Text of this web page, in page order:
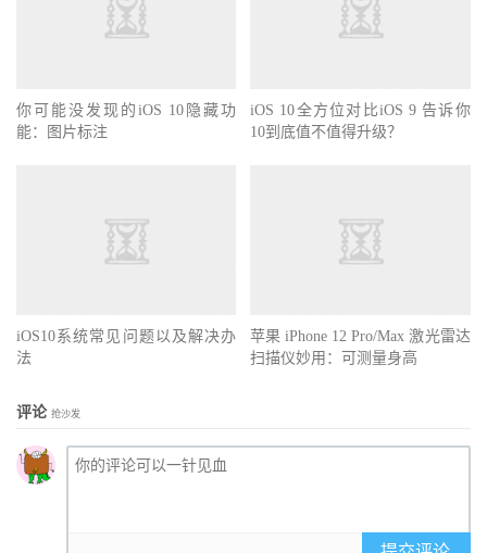
你可能没发现的iOS 10隐藏功
能：图片标注
iOS 10全方位对比iOS 9 告诉你
10到底值不值得升级？
iOS10系统常见问题以及解决办
法
苹果 iPhone 12 Pro/Max 激光雷达
扫描仪妙用：可测量身高
评论 抢沙发